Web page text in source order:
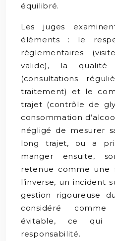
équilibré.
Les juges
éléments : le
réglementaires
valide), la qualité
(consultations
traitement) et le
trajet (contrôle de
consommation
négligé de mesurer
long trajet, ou a
manger ensuite,
retenue comme une
l’inverse, un incident
gestion rigoureuse
considéré
évitable, ce qui
responsabilité.